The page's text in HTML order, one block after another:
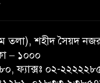
মধ্যপ্রাচ্যে যুক্তরাষ্ট্র-
হামলা অব্যাহত,
তীব্র
তলা), শহীদ সৈয়দ
– ১০০০
ফ্যাক্সঃ ০২-